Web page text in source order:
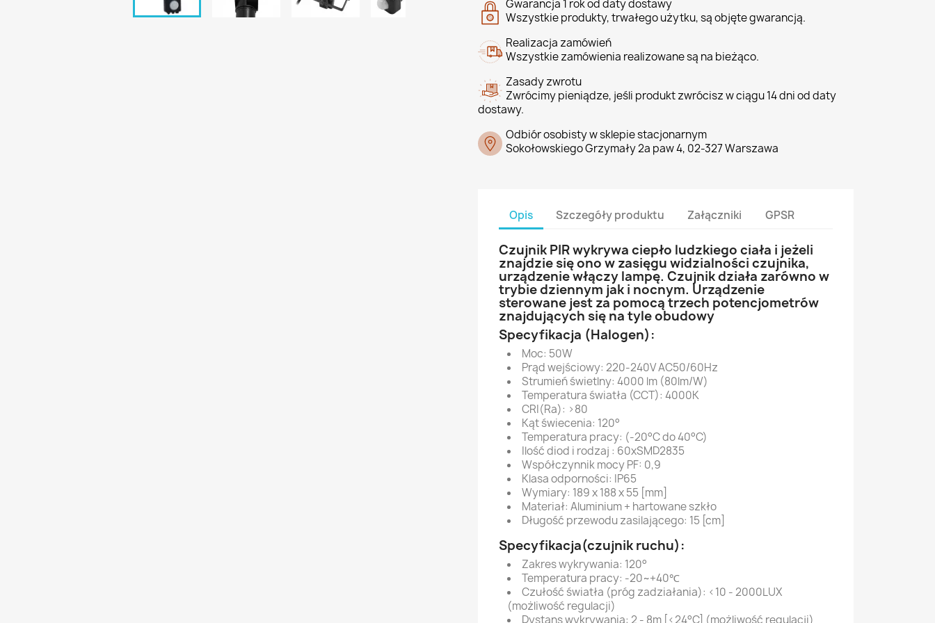
Gwarancja 1 rok od daty dostawy
Wszystkie produkty, trwałego użytku, są objęte gwarancją.
Realizacja zamówień
Wszystkie zamówienia realizowane są na bieżąco.
Zasady zwrotu
Zwrócimy pieniądze, jeśli produkt zwrócisz w ciągu 14 dni od daty
dostawy.
Odbiór osobisty w sklepie stacjonarnym
Sokołowskiego Grzymały 2a paw 4, 02-327 Warszawa
Opis Szczegóły produktu Załączniki GPSR
Czujnik PIR wykrywa ciepło ludzkiego ciała i jeżeli
znajdzie się ono w zasięgu widzialności czujnika,
urządzenie włączy lampę. Czujnik działa zarówno w
trybie dziennym jak i nocnym. Urządzenie
sterowane jest za pomocą trzech potencjometrów
znajdujących się na tyle obudowy
Specyfikacja (Halogen):
Moc: 50W
Prąd wejściowy: 220-240V AC50/60Hz
Strumień świetlny: 4000 lm (80lm/W)
Temperatura światła (CCT): 4000K
CRI(Ra): >80
Kąt świecenia: 120°
Temperatura pracy: (-20°C do 40°C)
Ilość diod i rodzaj : 60xSMD2835
Współczynnik mocy PF: 0,9
Klasa odporności: IP65
Wymiary: 189 x 188 x 55 [mm]
Materiał: Aluminium + hartowane szkło
Długość przewodu zasilającego: 15 [cm]
Specyfikacja(czujnik ruchu):
Zakres wykrywania: 120°
Temperatura pracy: -20~+40℃
Czułość światła (próg zadziałania): <10 - 2000LUX
(możliwość regulacji)
Dystans wykrywania: 2 - 8m [<24°C] (możliwość regulacji)